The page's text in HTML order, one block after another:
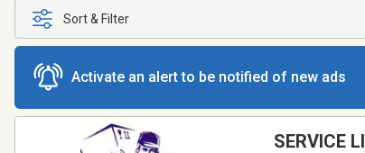
Sort & Filter
Activate an alert to be notified of new ads
SERVICE